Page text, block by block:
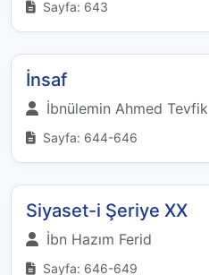
Sayfa: 643
İnsaf
İbnülemin Ahmed Tevfik
Sayfa: 644-646
Siyaset-i Şeriye XX
İbn Hazım Ferid
Sayfa: 646-649